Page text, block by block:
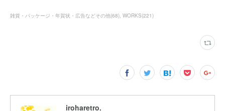
雑貨・パッケージ・年賀状・広告などその他(68) WORKS(221)
iroharetro.